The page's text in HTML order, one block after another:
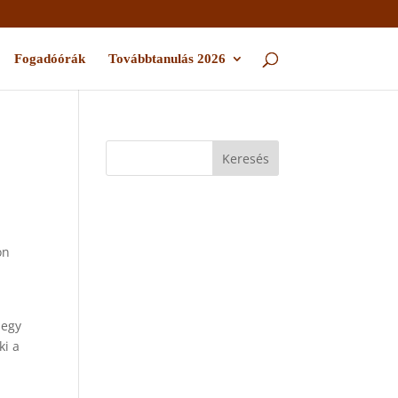
Fogadóórák Továbbtanulás 2026
a